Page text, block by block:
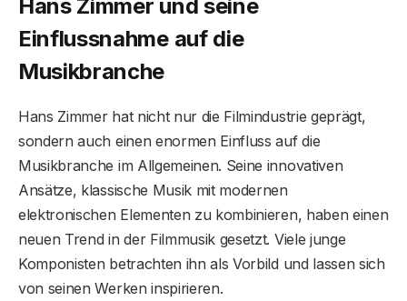
Hans Zimmer und seine
Einflussnahme auf die
Musikbranche
Hans Zimmer hat nicht nur die Filmindustrie geprägt,
sondern auch einen enormen Einfluss auf die
Musikbranche im Allgemeinen. Seine innovativen
Ansätze, klassische Musik mit modernen
elektronischen Elementen zu kombinieren, haben einen
neuen Trend in der Filmmusik gesetzt. Viele junge
Komponisten betrachten ihn als Vorbild und lassen sich
von seinen Werken inspirieren.